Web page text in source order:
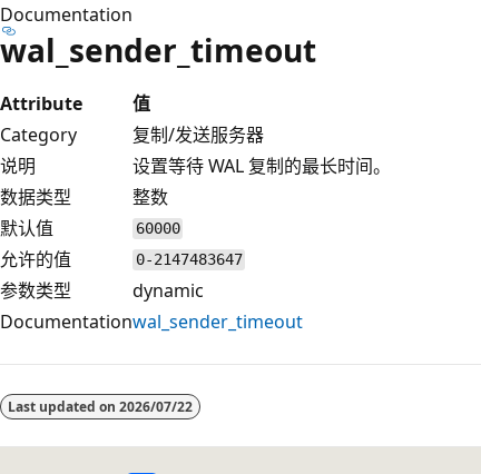
Documentation
wal_sender_timeout
Attribute
值
Category
复制/发送服务器
说明
设置等待 WAL 复制的最长时间。
数据类型
整数
默认值
60000
允许的值 0-2147483647
参数类型
dynamic
Documentationwal_sender_timeout
Last updated on 2026/07/22